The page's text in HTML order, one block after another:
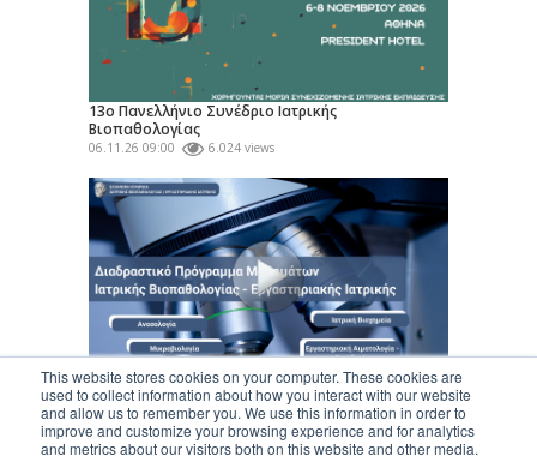
This website stores cookies on your computer. These cookies are
used to collect information about how you interact with our website
and allow us to remember you. We use this information in order to
improve and customize your browsing experience and for analytics
and metrics about our visitors both on this website and other media.
13ο Πανελλήνιο Συνέδριο Ιατρικής
Βιοπαθολογίας
06.11.26 09:00 6.024 views
Διαδραστικό Πρόγραμμα Μαθημάτων Ειδικότητας
«Ιατρικής Βιοπαθολογίας...
24.06.26 324.621 views